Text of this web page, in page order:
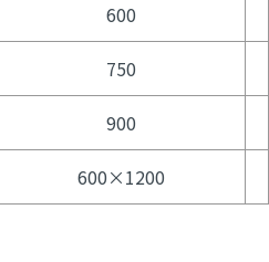
600
750
900
600×1200